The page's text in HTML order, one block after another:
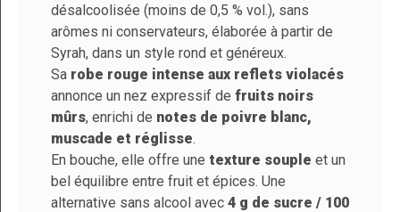
désalcoolisée (moins de 0,5 % vol.), sans
arômes ni conservateurs, élaborée à partir de
Syrah, dans un style rond et généreux.
Sa robe rouge intense aux reflets violacés
annonce un nez expressif de fruits noirs
mûrs, enrichi de notes de poivre blanc,
muscade et réglisse.
En bouche, elle offre une texture souple et un
bel équilibre entre fruit et épices. Une
alternative sans alcool avec 4 g de sucre / 100
Marque Chavin Zéro
RéférencePFCHZE00-00025
En stock 932 Produits
Méthode De
Fabrication
Boisson à base de
vin désalcoolisé